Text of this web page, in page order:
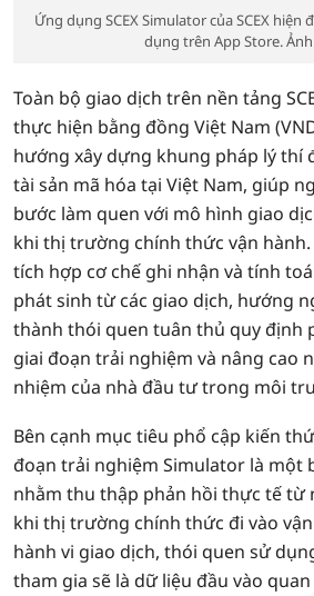
Ứng dụng SCEX Simulator của SCEX
dụng trên App Store. Ảnh:
Toàn bộ giao dịch trên nền tảng
thực hiện bằng đồng Việt Nam
hướng xây dựng khung pháp lý thí
tài sản mã hóa tại Việt Nam, giúp
bước làm quen với mô hình giao
khi thị trường chính thức vận
tích hợp cơ chế ghi nhận và tính
phát sinh từ các giao dịch, hướng
thành thói quen tuân thủ quy định
giai đoạn trải nghiệm và nâng cao
nhiệm của nhà đầu tư trong môi
Bên cạnh mục tiêu phổ cập kiến
đoạn trải nghiệm Simulator là một
nhằm thu thập phản hồi thực tế
khi thị trường chính thức đi vào
hành vi giao dịch, thói quen sử
tham gia sẽ là dữ liệu đầu vào